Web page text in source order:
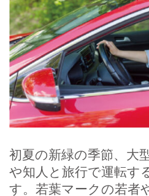
初夏の新緑の季節、大
や知人と旅行で運転す
す。若葉マークの若者